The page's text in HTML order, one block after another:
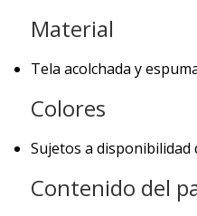
Material
Tela acolchada y
Colores
Sujetos a disponibilidad
Contenido del